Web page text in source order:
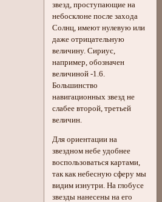
звезд, проступающие на
небосклоне после захода
Солнц, имеют нулевую или
даже отрицательную
величину. Сириус,
например, обозначен
величиной -1.6.
Большинство
навигационных звезд не
слабее второй, третьей
величин.
Для ориентации на
звездном небе удобнее
воспользоваться картами,
так как небесную сферу мы
видим изнутри. На глобусе
звезды нанесены на его